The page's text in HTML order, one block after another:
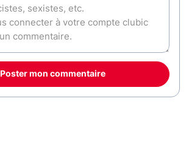
Poster mon commentaire